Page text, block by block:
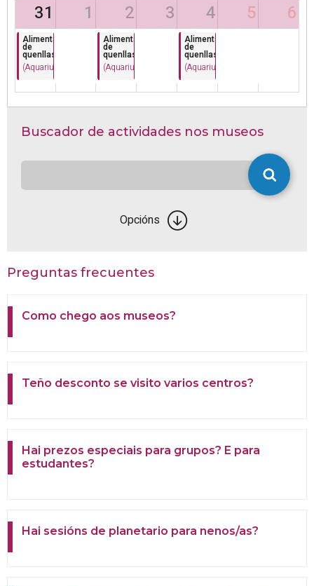
31 1 2 3 4 5 6
Alimentación
de
quenllas
(Aquarium Finisterrae)
Alimentación
de
quenllas
(Aquarium Finisterrae)
Alimentación
de
quenllas
(Aquarium Finisterrae)
Buscador de actividades nos museos
Opcións
Preguntas frecuentes
Como chego aos museos?
Teño desconto se visito varios centros?
Hai prezos especiais para grupos? E para
estudantes?
Hai sesións de planetario para nenos/as?